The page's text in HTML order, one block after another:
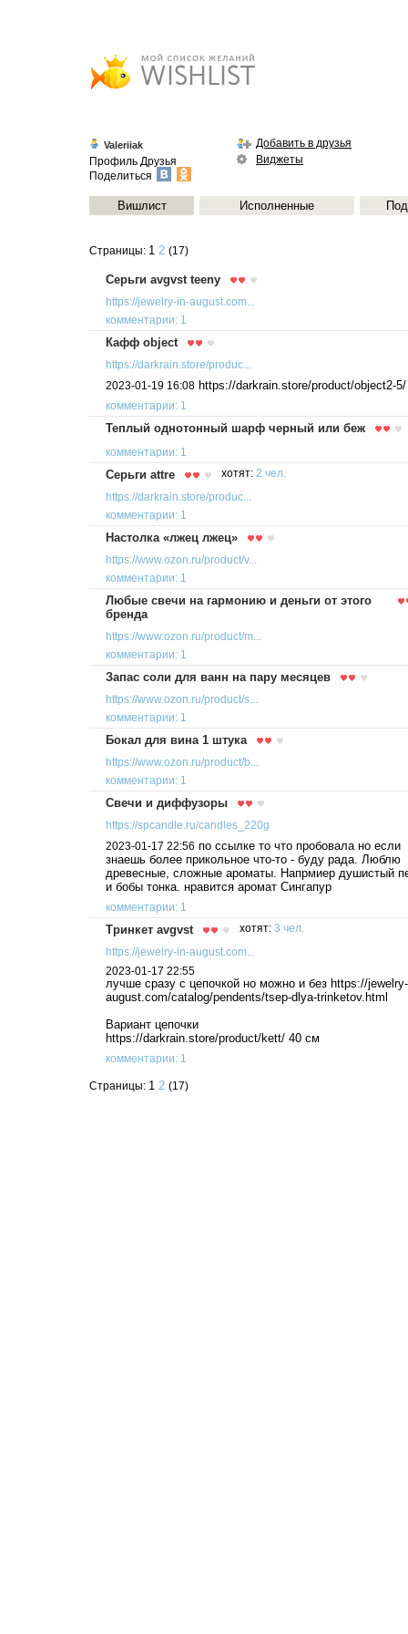
Valeriiak
Профиль Друзья
Поделиться
Добавить в друзья
Виджеты
Вишлист Исполненные
Страницы: 1 2 (17)
Серьги avgvst teeny
https://jewelry-in-august.com...
комментарии: 1
Кафф object
https://darkrain.store/produc...
2023-01-19 16:08 https://darkrain.store/product/object2-5/
комментарии: 1
Теплый однотонный шарф черный или беж
комментарии: 1
Серьги attre хотят: 2 чел.
https://darkrain.store/produc...
комментарии: 1
Настолка «лжец лжец»
https://www.ozon.ru/product/v...
комментарии: 1
Любые свечи на гармонию и деньги от этого
бренда
https://www.ozon.ru/product/m...
комментарии: 1
Запас соли для ванн на пару месяцев
https://www.ozon.ru/product/s...
комментарии: 1
Бокал для вина 1 штука
https://www.ozon.ru/product/b...
комментарии: 1
Свечи и диффузоры
https://spcandle.ru/candles_220g
2023-01-17 22:56 по ссылке то что пробовала но если
знаешь более прикольное что-то - буду рада. Люблю
древесные, сложные ароматы. Напрмиер душистый
и бобы тонка. нравится аромат Сингапур
комментарии: 1
Тринкет avgvst хотят: 3 чел.
https://jewelry-in-august.com...
2023-01-17 22:55
лучше сразу с цепочкой но можно и без https://
august.com/catalog/pendents/tsep-dlya-trinketov.html
Вариант цепочки
https://darkrain.store/product/kett/ 40 см
комментарии: 1
Страницы: 1 2 (17)